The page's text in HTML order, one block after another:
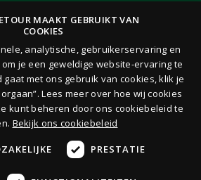
mail van ons een nieuwsbrief op het door jou opgegeven
en cookieverklaring.
MAAKT GEBRUIKT VAN
COOKIES
analytische, gebruikerservaring en
je een geweldige website-ervaring te
met ons gebruik van cookies, klik je
Lees meer over hoe wij cookies
kunt beheren door ons cookiebeleid te
Bekijk ons cookiebeleid
PRESTATIE